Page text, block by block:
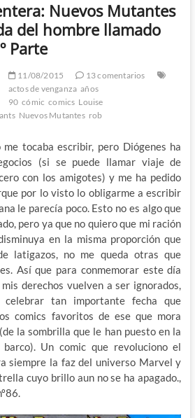
Nuevos Mutantes
del hombre llamado
Parte
11/08/2015
13 comentarios
actos de venganza años
90 cómic comics Louise
Nuevos Mutantes rob
tocaba escribir, pero Diógenes ha
(si se puede llamar viaje de
con los amigotes) y me ha pedido
por lo visto lo obligarme a escribir
le parecía poco. Esto no es algo que
pero ya que no quiero que mi ración
en la misma proporción que
latigazos, no me queda otras que
Así que para conmemorar este día
derechos vuelven a ser ignorados,
tan importante fecha que
comics favoritos de ese que mora
la sombrilla que le han puesto en la
Un comic que revoluciono el
siempre la faz del universo Marvel y
cuyo brillo aun no se ha apagado.,